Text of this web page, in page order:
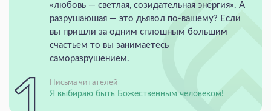
«любовь — светлая, созидательная энергия». А
разрушаюшая — это дьявол по-вашему? Если
вы пришли за одним сплошным большим
счастьем то вы занимаетесь
саморазрушением.
Письма читателей
Я выбираю быть Божественным человеком!